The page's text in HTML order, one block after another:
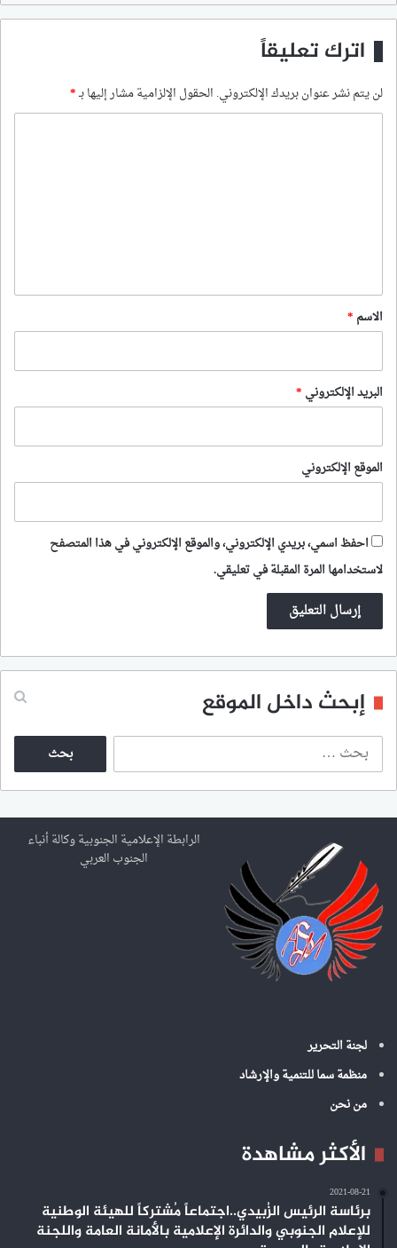
اترك تعليقاً
لن يتم نشر عنوان بريدك الإلكتروني. الحقول الإلزامية مشار إليها بـ*
*
الاسم *
البريد الإلكتروني *
الموقع الإلكتروني
احفظ اسمي، بريدي الإلكتروني، والموقع الإلكتروني في هذا المتصفح
لاستخدامها المرة المقبلة في تعليقي.
إبحث داخل الموقع
ث
ع
ن
الرابطة الإعلامية الجنوبية وكالة أنباء
الجنوب العربي
لجنة التحرير
منظمة سما للتنمية والإرشاد
من نحن
الأكثر مشاهدة
2021-08-21
برئاسة الرئيس الزُبيدي..اجتماعاً مُشتركاً للهيئة الوطنية
للإعلام الجنوبي والدائرة الإعلامية بالأمانة العامة واللجنة